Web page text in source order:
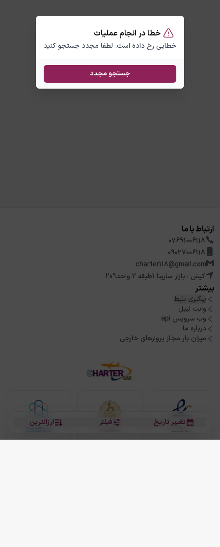
خطا در انجام عملیات
خطایی رخ داده است. لطفا مجدد جستجو کنید
جستجو مجدد
ارزانترین فیلتر تغییر تاریخ
ارتباط با ما
07691006118
09027006118
charter118@gmail.com
کیش : بازار سارینا 1طبقه 2 واحد209
بیشتر
پیگیری بلیط
وایت لیبل
وب سرویس api
درباره ما
میزان بار مجاز پروازهای خارجی